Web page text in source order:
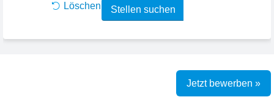
Löschen
Jetzt bewerben »